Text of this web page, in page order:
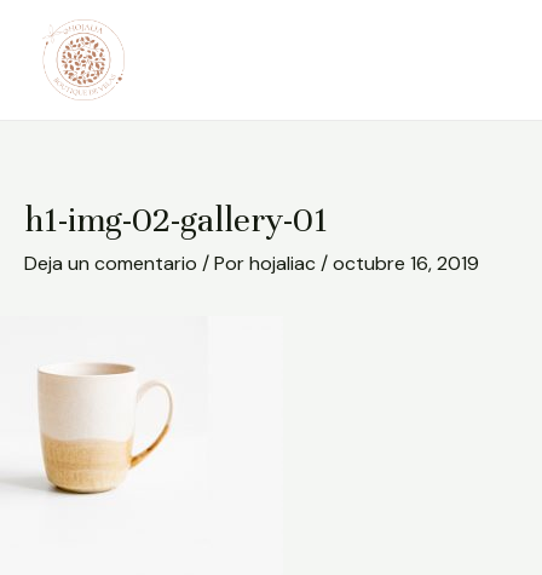
contenido
h1-img-02-gallery-01
Deja un comentario / Porhojaliac/octubre 16, 2019
navigation